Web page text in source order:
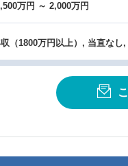
万円 ～ 2,000万円